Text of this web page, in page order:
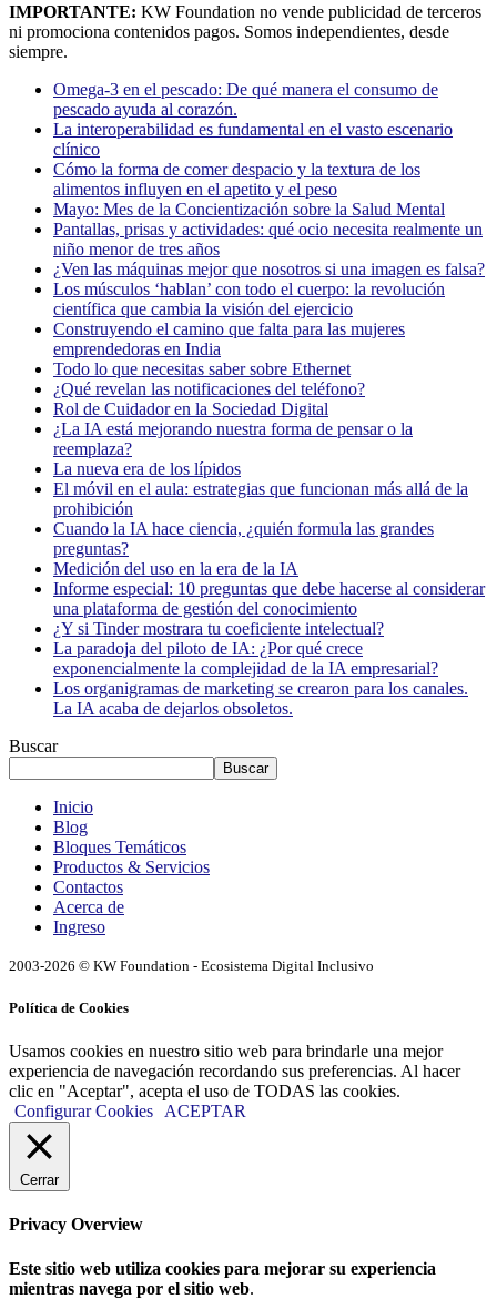
IMPORTANTE: KW Foundation no vende publicidad de terceros
ni promociona contenidos pagos. Somos independientes, desde
siempre.
Omega-3 en el pescado: De qué manera el consumo de
pescado ayuda al corazón.
La interoperabilidad es fundamental en el vasto escenario
clínico
Cómo la forma de comer despacio y la textura de los
alimentos influyen en el apetito y el peso
Mayo: Mes de la Concientización sobre la Salud Mental
Pantallas, prisas y actividades: qué ocio necesita realmente un
niño menor de tres años
¿Ven las máquinas mejor que nosotros si una imagen es falsa?
Los músculos ‘hablan’ con todo el cuerpo: la revolución
científica que cambia la visión del ejercicio
Construyendo el camino que falta para las mujeres
emprendedoras en India
Todo lo que necesitas saber sobre Ethernet
¿Qué revelan las notificaciones del teléfono?
Rol de Cuidador en la Sociedad Digital
¿La IA está mejorando nuestra forma de pensar o la
reemplaza?
La nueva era de los lípidos
El móvil en el aula: estrategias que funcionan más allá de la
prohibición
Cuando la IA hace ciencia, ¿quién formula las grandes
preguntas?
Medición del uso en la era de la IA
Informe especial: 10 preguntas que debe hacerse al considerar
una plataforma de gestión del conocimiento
¿Y si Tinder mostrara tu coeficiente intelectual?
La paradoja del piloto de IA: ¿Por qué crece
exponencialmente la complejidad de la IA empresarial?
Los organigramas de marketing se crearon para los canales.
La IA acaba de dejarlos obsoletos.
Buscar
Buscar
Inicio
Blog
Bloques Temáticos
Productos & Servicios
Contactos
Acerca de
Ingreso
2003-2026 © KW Foundation - Ecosistema Digital Inclusivo
Política de Cookies
Usamos cookies en nuestro sitio web para brindarle una mejor
experiencia de navegación recordando sus preferencias. Al hacer
clic en "Aceptar", acepta el uso de TODAS las cookies.
Configurar Cookies
ACEPTAR
Cerrar
Privacy Overview
Este sitio web utiliza cookies para mejorar su experiencia
mientras navega por el sitio web.